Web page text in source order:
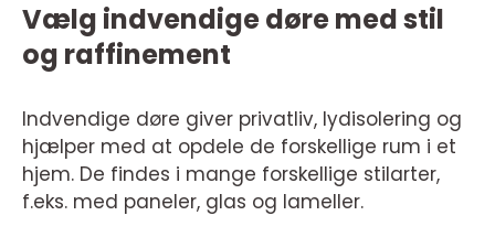
Vælg indvendige døre med stil
og raffinement
Indvendige døre giver privatliv, lydisolering og
hjælper med at opdele de forskellige rum i et
hjem. De findes i mange forskellige stilarter,
f.eks. med paneler, glas og lameller.